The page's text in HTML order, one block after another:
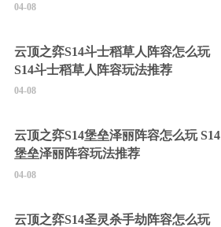
04-08
云顶之弈S14斗士稻草人阵容怎么玩
S14斗士稻草人阵容玩法推荐
04-08
云顶之弈S14堡垒泽丽阵容怎么玩 S14
堡垒泽丽阵容玩法推荐
04-08
云顶之弈S14圣灵杀手劫阵容怎么玩